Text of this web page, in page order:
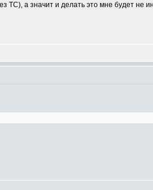
TC), а значит и делать это мне будет не